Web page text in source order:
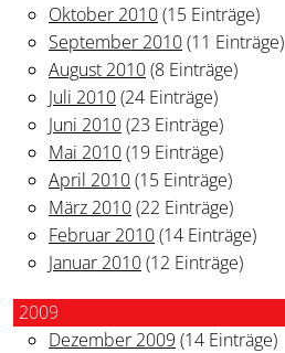
Oktober 2010(15 Einträge)
September 2010(11 Einträge)
August 2010(8 Einträge)
Juli 2010(24 Einträge)
Juni 2010(23 Einträge)
Mai 2010(19 Einträge)
April 2010(15 Einträge)
März 2010(22 Einträge)
Februar 2010(14 Einträge)
Januar 2010(12 Einträge)
2009
Dezember 2009 (14 Einträge)